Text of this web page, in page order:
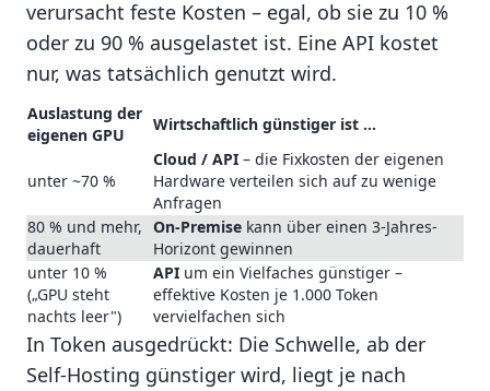
verursacht feste Kosten – egal, ob sie zu 10 %
oder zu 90 % ausgelastet ist. Eine API kostet
nur, was tatsächlich genutzt wird.
Auslastung der
eigenen GPU
Wirtschaftlich günstiger ist …
unter ~70 %
Cloud / API – die Fixkosten der eigenen
Hardware verteilen sich auf zu wenige
Anfragen
80 % und mehr,
dauerhaft
On-Premise kann über einen 3-Jahres-
Horizont gewinnen
unter 10 %
(„GPU steht
nachts leer")
API um ein Vielfaches günstiger –
effektive Kosten je 1.000 Token
vervielfachen sich
In Token ausgedrückt: Die Schwelle, ab der
Self-Hosting günstiger wird, liegt je nach